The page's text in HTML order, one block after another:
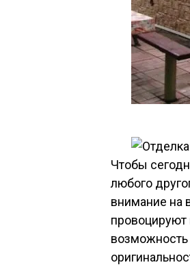
Чтобы
любого
внимание на
провоцируют
возможность